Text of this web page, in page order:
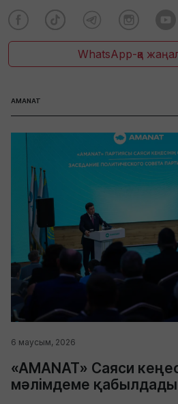
WhatsApp-қа
AMANAT
6 маусым, 2026
«AMANAT» Саяси
мәлімдеме қабылдады